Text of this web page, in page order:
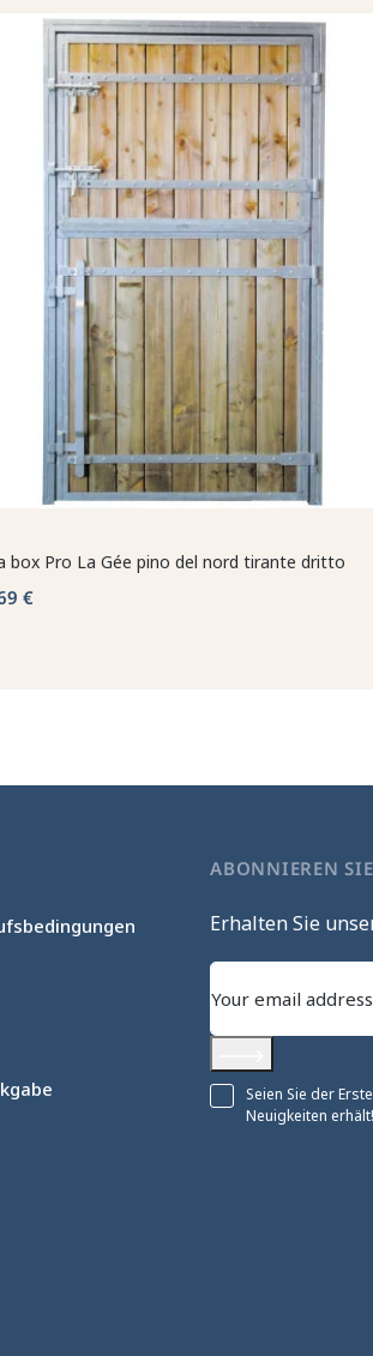
box Pro La Gée pino del nord tirante dritto
€
ABONNIEREN
Erhalten Sie
Abonnieren
Seien Sie der
Neuigkeiten erhält!